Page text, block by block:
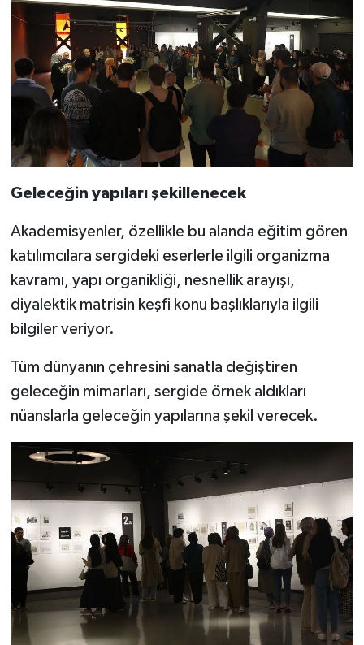
Geleceğin yapıları şekillenecek
Akademisyenler, özellikle bu alanda eğitim gören
katılımcılara sergideki eserlerle ilgili organizma
kavramı, yapı organikliği, nesnellik arayışı,
diyalektik matrisin keşfi konu başlıklarıyla ilgili
bilgiler veriyor.
Tüm dünyanın çehresini sanatla değiştiren
geleceğin mimarları, sergide örnek aldıkları
nüanslarla geleceğin yapılarına şekil verecek.